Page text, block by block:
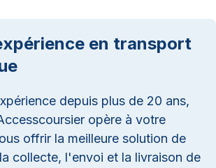
en transport
depuis plus de 20 ans,
opère à votre
offrir la meilleure solution de
collecte, l'envoi et la livraison de